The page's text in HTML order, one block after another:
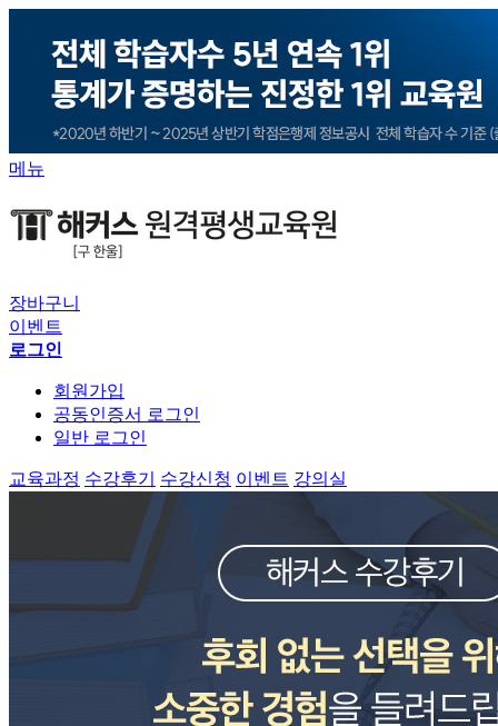
메뉴
장바구니
이벤트
로그인
회원가입
공동인증서 로그인
일반 로그인
교육과정 수강후기 수강신청 이벤트 강의실